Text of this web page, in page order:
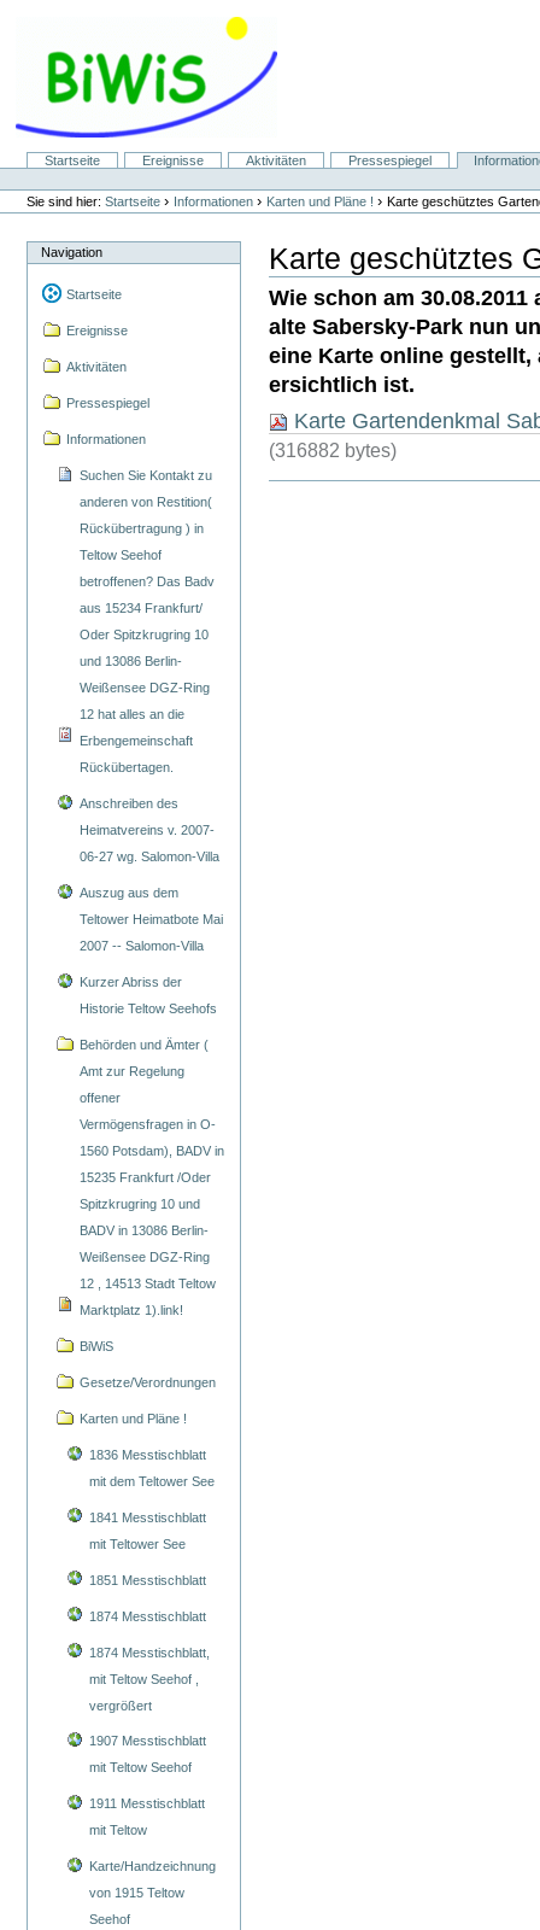
Navigation
SektionenStartseite Ereignisse Aktivitäten Pressespiegel
Benutzerspezifische
Werkzeuge
Sie sind hier: Startseite › Informationen › Karten und Pläne ! ›Karte geschütztes
Navigation
Startseite
Ereignisse
Aktivitäten
Pressespiegel
Informationen
Suchen Sie Kontakt zu
anderen von Restition(
Rückübertragung ) in
Teltow Seehof
betroffenen? Das Badv
aus 15234 Frankfurt/
Oder Spitzkrugring 10
und 13086 Berlin-
Weißensee DGZ-Ring
12 hat alles an die
Erbengemeinschaft
Rückübertagen.
Anschreiben des
Heimatvereins v. 2007-
06-27 wg. Salomon-Villa
Auszug aus dem
Teltower Heimatbote Mai
2007 -- Salomon-Villa
Kurzer Abriss der
Historie Teltow Seehofs
Behörden und Ämter (
Amt zur Regelung
offener
Vermögensfragen in O-
1560 Potsdam), BADV in
15235 Frankfurt /Oder
Spitzkrugring 10 und
BADV in 13086 Berlin-
Weißensee DGZ-Ring
12 , 14513 Stadt Teltow
Marktplatz 1).link!
BiWiS
Gesetze/Verordnungen
Karten und Pläne !
1836 Messtischblatt
mit dem Teltower See
1841 Messtischblatt
mit Teltower See
1851 Messtischblatt
1874 Messtischblatt
1874 Messtischblatt,
mit Teltow Seehof ,
vergrößert
1907 Messtischblatt
mit Teltow Seehof
1911 Messtischblatt
mit Teltow
Karte/Handzeichnung
von 1915 Teltow
Seehof
Karte geschütztes
Wie schon am
alte Sabersky-Park nun
eine Karte online gestellt,
ersichtlich ist.
Karte Gartendenkmal
(316882 bytes)